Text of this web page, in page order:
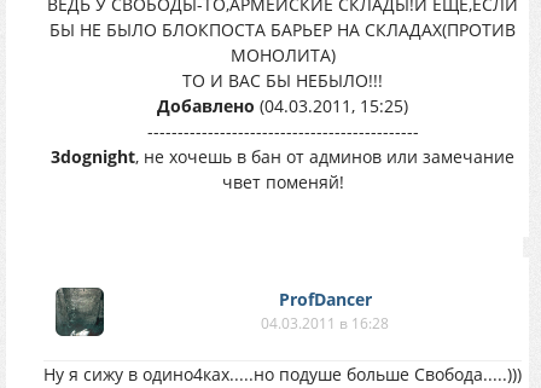
БЫ НЕ БЫЛО БЛОКПОСТА БАРЬЕР НА СКЛАДАХ(ПРОТИВ
МОНОЛИТА)
ТО И ВАС БЫ НЕБЫЛО!!!
Добавлено (04.03.2011, 15:25)
---------------------------------------------
3dognight, не хочешь в бан от админов или замечание
чвет поменяй!
ProfDancer
04.03.2011 в 16:28
Ну я сижу в одино4ках.....но подуше больше Свобода.....)))